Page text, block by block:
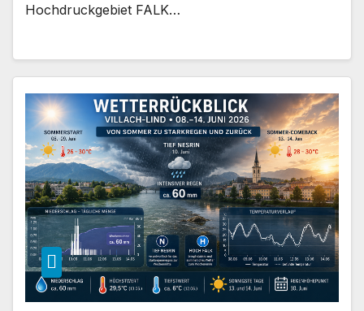
Hochdruckgebiet FALK…